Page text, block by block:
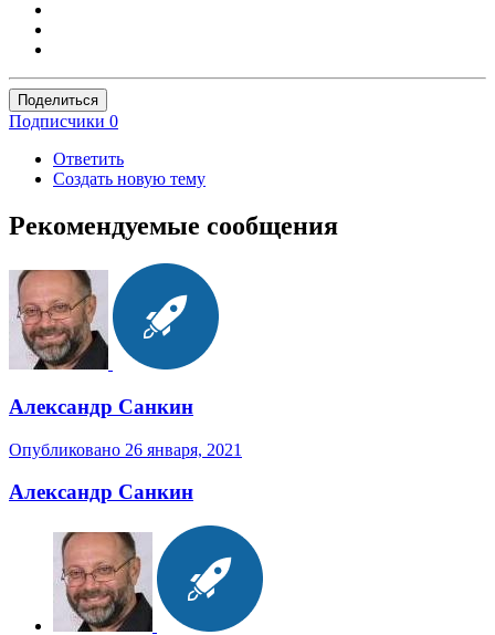
Поделиться
Подписчики 0
Ответить
Создать новую тему
Рекомендуемые сообщения
Александр Санкин
Опубликовано 26 января, 2021
Александр Санкин